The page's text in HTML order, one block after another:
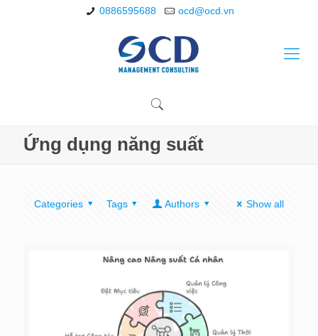
0886595688 ocd@ocd.vn
Ứng dụng năng suất
Categories Tags Authors Show all